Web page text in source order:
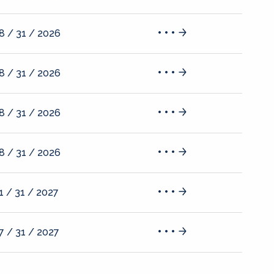
/ 31 / 2026
/ 31 / 2026
/ 31 / 2026
/ 31 / 2026
/ 31 / 2027
/ 31 / 2027